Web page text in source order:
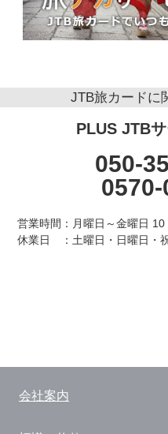
JTB旅カードに
PLUS JTB
050-
0570-
営業時間：月曜日～金曜日
休業日 ：土曜日・日曜日・
会社案内